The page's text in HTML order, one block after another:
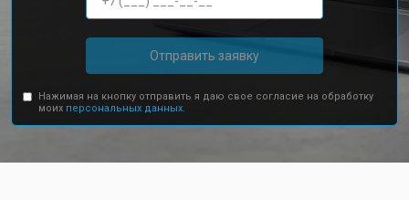
Отправить заявку
Нажимая на кнопку отправить я даю свое согласие на обработку
моих персональных данных.